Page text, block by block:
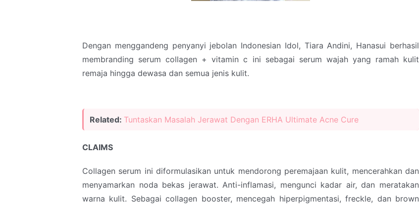
Dengan menggandeng penyanyi jebolan Indonesian Idol, Tiara Andini, Hanasui berhasil
membranding serum collagen + vitamin c ini sebagai serum wajah yang ramah kulit
remaja hingga dewasa dan semua jenis kulit.
Related: Tuntaskan Masalah Jerawat Dengan ERHA Ultimate Acne Cure
CLAIMS
Collagen serum ini diformulasikan untuk mendorong peremajaan kulit, mencerahkan dan
menyamarkan noda bekas jerawat. Anti-inflamasi, mengunci kadar air, dan meratakan
warna kulit. Sebagai collagen booster, mencegah hiperpigmentasi, freckle, dan brown